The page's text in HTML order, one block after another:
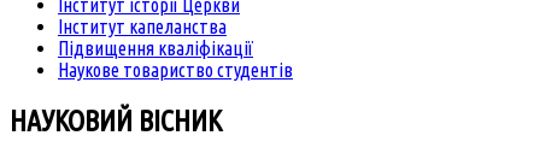
Інститут історії Церкви
Інститут капеланства
Підвищення кваліфікації
Наукове товариство студентів
НАУКОВИЙ ВІСНИК